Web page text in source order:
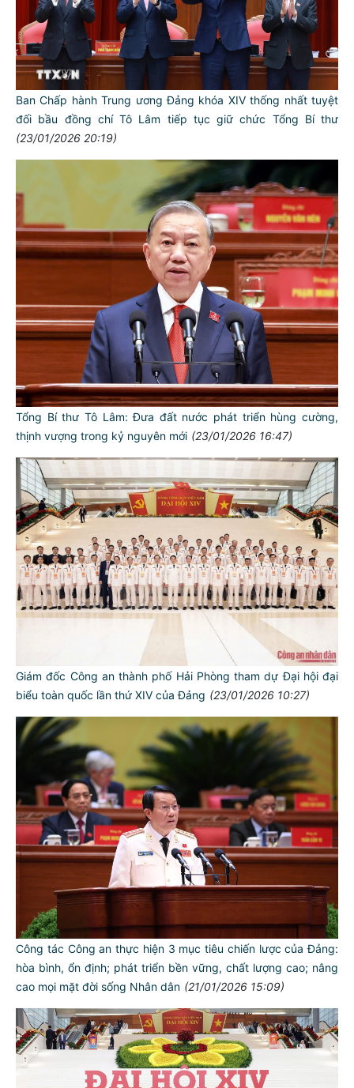
Ban Chấp hành Trung ương Đảng khóa XIV thống nhất tuyệt
đối bầu đồng chí Tô Lâm tiếp tục giữ chức Tổng Bí thư
(23/01/2026 20:19)
Tổng Bí thư Tô Lâm: Đưa đất nước phát triển hùng cường,
thịnh vượng trong kỷ nguyên mới (23/01/2026 16:47)
Giám đốc Công an thành phố Hải Phòng tham dự Đại hội đại
biểu toàn quốc lần thứ XIV của Đảng (23/01/2026 10:27)
Công tác Công an thực hiện 3 mục tiêu chiến lược của Đảng:
hòa bình, ổn định; phát triển bền vững, chất lượng cao; nâng
cao mọi mặt đời sống Nhân dân (21/01/2026 15:09)
TƯ CÁCH
NGƯỜI CÔNG AN CÁCH MỆNH LÀ: